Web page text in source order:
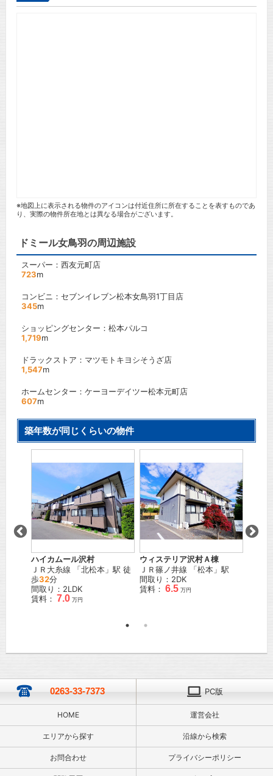
※地図上に表示される物件のアイコンは付近住所に所在することを表すものであ
り、実際の物件所在地とは異なる場合がございます。
ドミール女鳥羽の周辺施設
スーパー：西友元町店
723m
コンビニ：セブンイレブン松本女鳥羽1丁目店
345m
ショッピングセンター：松本パルコ
1,719m
ドラックストア：マツモトキヨシそうざ店
1,547m
ホームセンター：ケーヨーデイツー松本元町店
607m
築年数が同じくらいの物件
ハイカムール沢村
ＪＲ大糸線 「北松本 」駅 徒
歩32分
間取り：2LDK
賃料： 7.0 万円
ウィステリア沢村Ａ棟
ＪＲ篠ノ井線 「松本 」駅
間取り：2DK
賃料： 6.5 万円
0263-33-7373 PC版
HOME 運営会社
エリアから探す 沿線から検索
お問合わせ プライバシーポリシー